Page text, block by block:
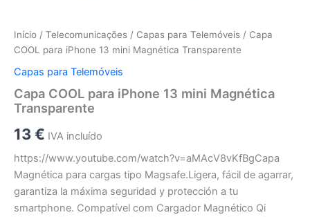
Início / Telecomunicações / Capas para Telemóveis / Capa
COOL para iPhone 13 mini Magnética Transparente
Capas para Telemóveis
Capa COOL para iPhone 13 mini Magnética
Transparente
13€ IVA incluído
https://www.youtube.com/watch?v=aMAcV8vKfBgCapa
Magnética para cargas tipo Magsafe.Ligera, fácil de agarrar,
garantiza la máxima seguridad y protección a tu
smartphone. Compatível com Cargador Magnético Qi